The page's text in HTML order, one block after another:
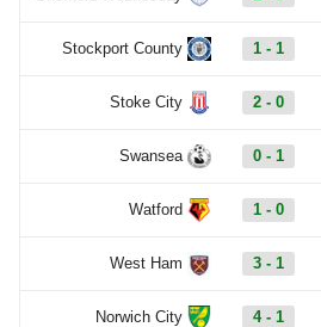
Stockport County 1 - 1
Stoke City 2 - 0
Swansea 0 - 1
Watford 1 - 0
West Ham 3 - 1
Norwich City 4 - 1